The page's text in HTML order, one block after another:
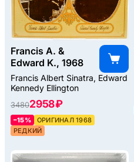
Francis A. &
Edward K., 1968
Francis Albert Sinatra, Edward
Kennedy Ellington
34802958 ₽
–15%
ОРИГИНАЛ 1968
РЕДКИЙ